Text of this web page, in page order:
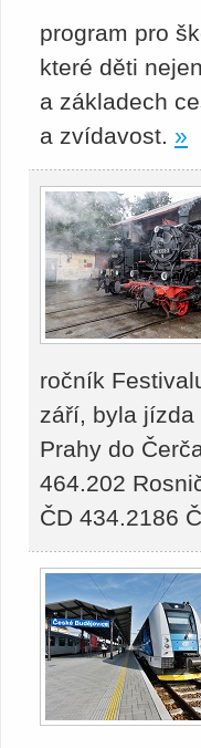
program pro
které děti
a základech
a zvídavost. »
ročník
září, byla jízda
Prahy do
464.202
ČD 434.2186